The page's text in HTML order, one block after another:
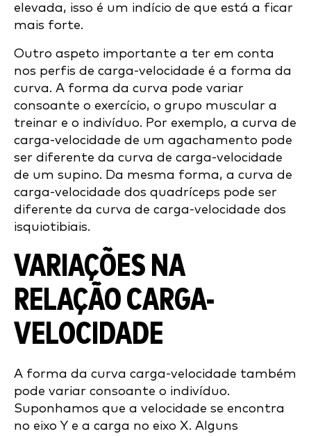
elevada, isso é um indício de que está a ficar
mais forte.
Outro aspeto importante a ter em conta
nos perfis de carga-velocidade é a forma da
curva. A forma da curva pode variar
consoante o exercício, o grupo muscular a
treinar e o indivíduo. Por exemplo, a curva de
carga-velocidade de um agachamento pode
ser diferente da curva de carga-velocidade
de um supino. Da mesma forma, a curva de
carga-velocidade dos quadríceps pode ser
diferente da curva de carga-velocidade dos
isquiotibiais.
VARIAÇÕES NA
RELAÇÃO CARGA-
VELOCIDADE
A forma da curva carga-velocidade também
pode variar consoante o indivíduo.
Suponhamos que a velocidade se encontra
no eixo Y e a carga no eixo X. Alguns